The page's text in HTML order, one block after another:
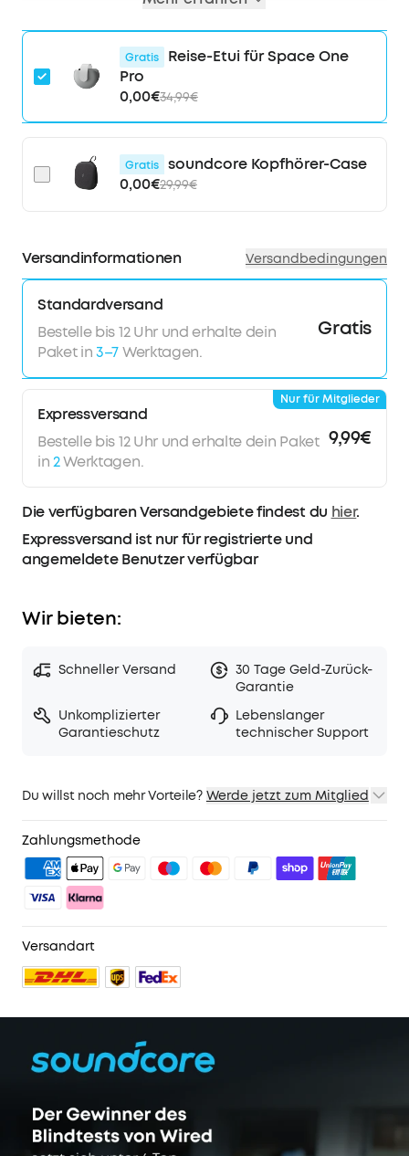
schnelles laden 5 Min. = 8 Std.
Tragekomfort für den ganzen Tag:Durch
druckentlastenden Kopfbügel und weiche
Ohrmuscheln genießt du deine Musik länger.
Gratis
Reise-Etui für Space One
Pro
0,00€34,99€
Gratis
soundcore Kopfhörer-Case
0,00€29,99€
Versandinformationen Versandbedingungen
Standardversand
Bestelle bis 12 Uhr und erhalte dein
Paket in3–7Werktagen.
Gratis
Expressversand
Bestelle bis 12 Uhr und erhalte dein Paket
in2Werktagen.
9,99€
Nur für Mitglieder
Die verfügbaren Versandgebiete findest du hier.
Expressversand ist nur für registrierte und
angemeldete Benutzer verfügbar
Wir bieten:
Schneller Versand
30 Tage Geld-Zurück-
Garantie
Unkomplizierter
Garantieschutz
Lebenslanger
technischer Support
Du willst noch mehr Vorteile? Werde jetzt zum Mitglied
2. Mitglieder-Preise für ausgewähte Produkte
3. Geburtstagsgeschenk
4. Weitere Vorteile mit soundcoreCredits
Mehr erfahren
Zahlungsmethode
Versandart